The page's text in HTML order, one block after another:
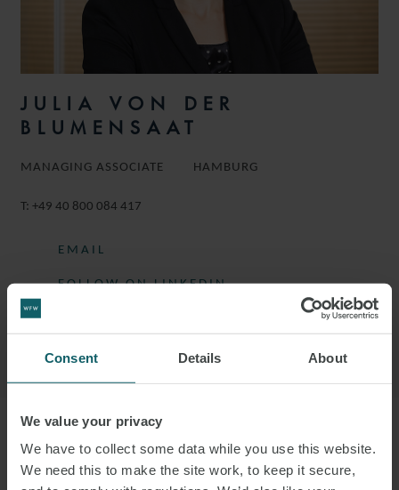
Consent Details About
We value your privacy
We have to collect some data while you use this website.
We need this to make the site work, to keep it secure,
JULIA VON DER
BLUMENSAAT
MANAGING ASSOCIATE HAMBURG
T: +49 40 800 084 417
EMAIL
FOLLOW ON LINKEDIN
DOWNLOAD PDF
More information